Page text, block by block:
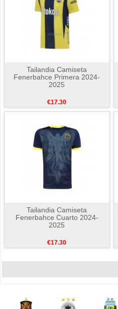
Tailandia Camiseta
Fenerbahce Primera 2024-
2025
€17.30
Tailandia Camiseta
Fenerbahce Cuarto 2024-
2025
€17.30